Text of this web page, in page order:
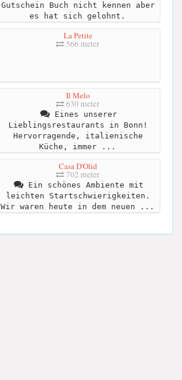
Gutschein Buch nicht kennen aber
es hat sich gelohnt.
La Petite
566 meter
Il Melo
630 meter
Eines unserer
Lieblingsrestaurants in Bonn!
Hervorragende, italienische
Küche, immer ...
Casa D'Olid
702 meter
Ein schönes Ambiente mit
leichten Startschwierigkeiten.
Wir waren heute in dem neuen ...